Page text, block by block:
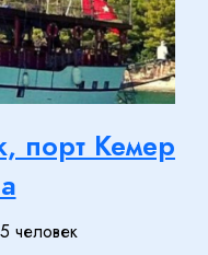
порт Кемер
человек